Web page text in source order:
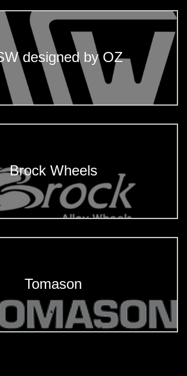
designed by OZ
Brock Wheels
Tomason